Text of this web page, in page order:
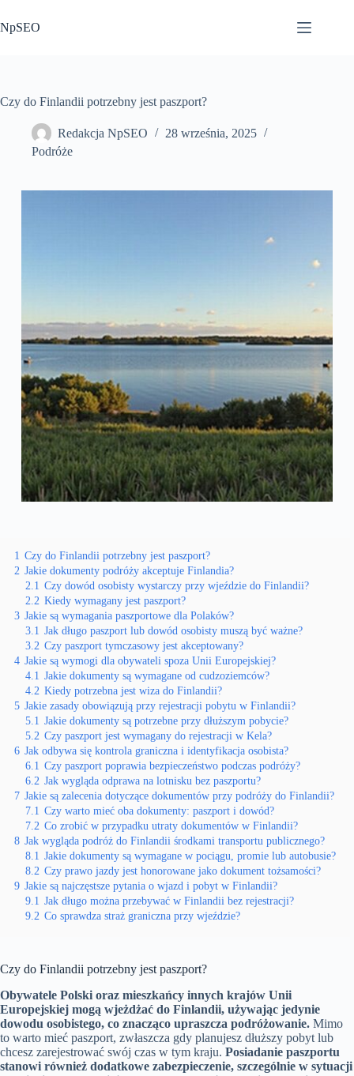
do
treści
NpSEO
Czy do Finlandii potrzebny jest paszport?
Redakcja NpSEO
28 września, 2025
Podróże
1 Czy do Finlandii potrzebny jest paszport?
2 Jakie dokumenty podróży akceptuje Finlandia?
2.1 Czy dowód osobisty wystarczy przy wjeździe do Finlandii?
2.2 Kiedy wymagany jest paszport?
3 Jakie są wymagania paszportowe dla Polaków?
3.1 Jak długo paszport lub dowód osobisty muszą być ważne?
3.2 Czy paszport tymczasowy jest akceptowany?
4 Jakie są wymogi dla obywateli spoza Unii Europejskiej?
4.1 Jakie dokumenty są wymagane od cudzoziemców?
4.2 Kiedy potrzebna jest wiza do Finlandii?
5 Jakie zasady obowiązują przy rejestracji pobytu w Finlandii?
5.1 Jakie dokumenty są potrzebne przy dłuższym pobycie?
5.2 Czy paszport jest wymagany do rejestracji w Kela?
6 Jak odbywa się kontrola graniczna i identyfikacja osobista?
6.1 Czy paszport poprawia bezpieczeństwo podczas podróży?
6.2 Jak wygląda odprawa na lotnisku bez paszportu?
7 Jakie są zalecenia dotyczące dokumentów przy podróży do Finlandii?
7.1 Czy warto mieć oba dokumenty: paszport i dowód?
7.2 Co zrobić w przypadku utraty dokumentów w Finlandii?
8 Jak wygląda podróż do Finlandii środkami transportu publicznego?
8.1 Jakie dokumenty są wymagane w pociągu, promie lub autobusie?
8.2 Czy prawo jazdy jest honorowane jako dokument tożsamości?
9 Jakie są najczęstsze pytania o wjazd i pobyt w Finlandii?
9.1 Jak długo można przebywać w Finlandii bez rejestracji?
9.2 Co sprawdza straż graniczna przy wjeździe?
Czy do Finlandii potrzebny jest paszport?
Obywatele Polski oraz mieszkańcy innych krajów Unii
Europejskiej mogą wjeżdżać do Finlandii, używając jedynie
dowodu osobistego, co znacząco upraszcza podróżowanie. Mimo
to warto mieć paszport, zwłaszcza gdy planujesz dłuższy pobyt lub
chcesz zarejestrować swój czas w tym kraju. Posiadanie paszportu
stanowi również dodatkowe zabezpieczenie, szczególnie w sytuacji